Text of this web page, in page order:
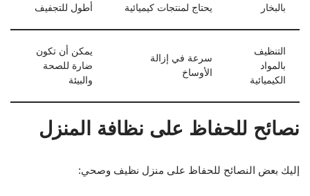
بالبخار
يحتاج لمنتجات كيميائية
أطول للتجفيف
التنظيف
بالمواد
الكيميائية
سرعة في إزالة
الأوساخ
يمكن أن تكون
ضارة للصحة
والبيئة
نصائح للحفاظ على نظافة المنزل
إليك بعض النصائح للحفاظ على منزل نظيف وصحي: